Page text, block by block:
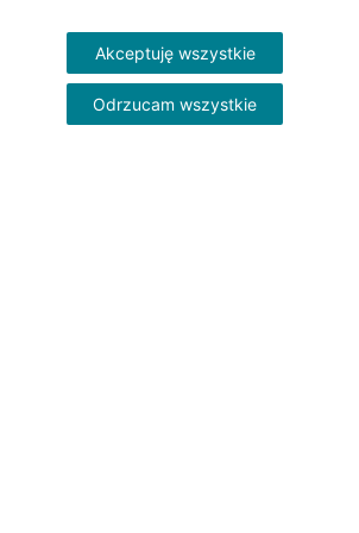
Akceptuję wszystkie
Odrzucam wszystkie